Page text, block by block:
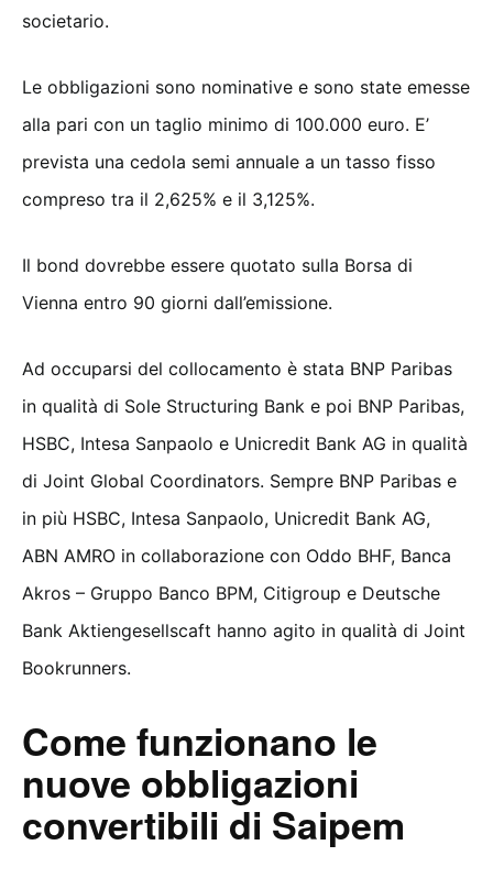
societario.
Le obbligazioni sono nominative e sono state emesse
alla pari con un taglio minimo di 100.000 euro. E’
prevista una cedola semi annuale a un tasso fisso
compreso tra il 2,625% e il 3,125%.
Il bond dovrebbe essere quotato sulla Borsa di
Vienna entro 90 giorni dall’emissione.
Ad occuparsi del collocamento è stata BNP Paribas
in qualità di Sole Structuring Bank e poi BNP Paribas,
HSBC, Intesa Sanpaolo e Unicredit Bank AG in qualità
di Joint Global Coordinators. Sempre BNP Paribas e
in più HSBC, Intesa Sanpaolo, Unicredit Bank AG,
ABN AMRO in collaborazione con Oddo BHF, Banca
Akros – Gruppo Banco BPM, Citigroup e Deutsche
Bank Aktiengesellscaft hanno agito in qualità di Joint
Bookrunners.
Come funzionano le
nuove obbligazioni
convertibili di Saipem